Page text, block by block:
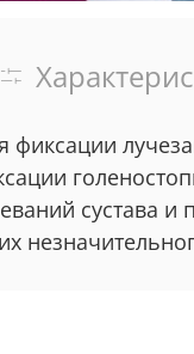
сустава и